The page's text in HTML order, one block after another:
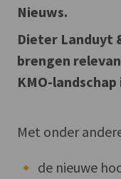
Nieuws.
Dieter Landuyt
brengen
KMO-
Met onder
🔸 de nieuwe